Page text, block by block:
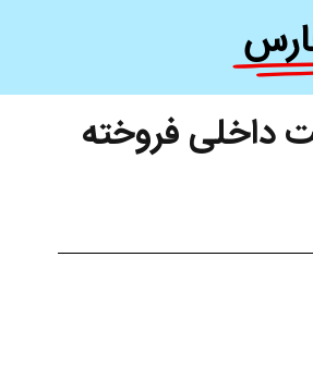
داخلی فروخته